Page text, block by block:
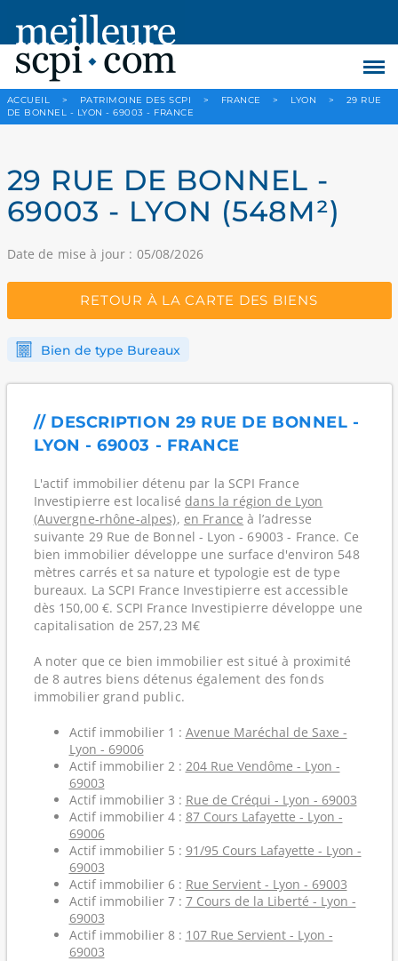
ACCUEIL > PATRIMOINE DES SCPI > FRANCE > LYON >
29 RUE
DE BONNEL - LYON - 69003 - FRANCE
29 RUE DE BONNEL -
69003 - LYON (548M²)
Date de mise à jour : 05/08/2026
RETOUR À LA CARTE DES BIENS
Bien de type Bureaux
// DESCRIPTION 29 RUE DE BONNEL -
LYON - 69003 - FRANCE
L'actif immobilier détenu par la SCPI France
Investipierre est localisé dans la région de Lyon
(Auvergne-rhône-alpes), en France à l’adresse
suivante 29 Rue de Bonnel - Lyon - 69003 - France. Ce
bien immobilier développe une surface d'environ 548
mètres carrés et sa nature et typologie est de type
bureaux. La SCPI France Investipierre est accessible
dès 150,00 €. SCPI France Investipierre développe une
capitalisation de 257,23 M€
A noter que ce bien immobilier est situé à proximité
de 8 autres biens détenus également des fonds
immobilier grand public.
Actif immobilier 1 : Avenue Maréchal de Saxe -
Lyon - 69006
Actif immobilier 2 : 204 Rue Vendôme - Lyon -
69003
Actif immobilier 3 : Rue de Créqui - Lyon - 69003
Actif immobilier 4 : 87 Cours Lafayette - Lyon -
69006
Actif immobilier 5 : 91/95 Cours Lafayette - Lyon -
69003
Actif immobilier 6 : Rue Servient - Lyon - 69003
Actif immobilier 7 : 7 Cours de la Liberté - Lyon -
69003
Actif immobilier 8 : 107 Rue Servient - Lyon -
69003